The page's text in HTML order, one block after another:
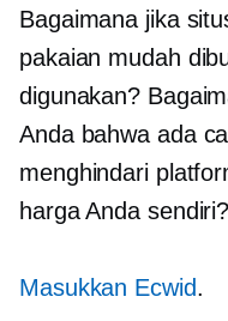
Bagaimana jika
pakaian mudah
digunakan?
Anda bahwa ada
menghindari
harga Anda sendiri?
Masukkan Ecwid.